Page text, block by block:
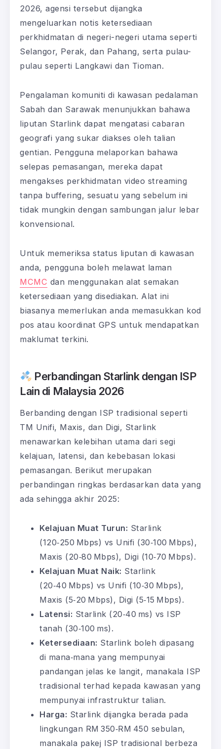
2026, agensi tersebut dijangka
mengeluarkan notis ketersediaan
perkhidmatan di negeri-negeri utama seperti
Selangor, Perak, dan Pahang, serta pulau-
pulau seperti Langkawi dan Tioman.
Pengalaman komuniti di kawasan pedalaman
Sabah dan Sarawak menunjukkan bahawa
liputan Starlink dapat mengatasi cabaran
geografi yang sukar diakses oleh talian
gentian. Pengguna melaporkan bahawa
selepas pemasangan, mereka dapat
mengakses perkhidmatan video streaming
tanpa buffering, sesuatu yang sebelum ini
tidak mungkin dengan sambungan jalur lebar
konvensional.
Untuk memeriksa status liputan di kawasan
anda, pengguna boleh melawat laman
MCMC dan menggunakan alat semakan
ketersediaan yang disediakan. Alat ini
biasanya memerlukan anda memasukkan kod
pos atau koordinat GPS untuk mendapatkan
maklumat terkini.
Perbandingan Starlink dengan ISP
Lain di Malaysia 2026
Berbanding dengan ISP tradisional seperti
TM Unifi, Maxis, dan Digi, Starlink
menawarkan kelebihan utama dari segi
kelajuan, latensi, dan kebebasan lokasi
pemasangan. Berikut merupakan
perbandingan ringkas berdasarkan data yang
ada sehingga akhir 2025:
Kelajuan Muat Turun: Starlink
(120‑250 Mbps) vs Unifi (30‑100 Mbps),
Maxis (20‑80 Mbps), Digi (10‑70 Mbps).
Kelajuan Muat Naik: Starlink
(20‑40 Mbps) vs Unifi (10‑30 Mbps),
Maxis (5‑20 Mbps), Digi (5‑15 Mbps).
Latensi: Starlink (20‑40 ms) vs ISP
tanah (30‑100 ms).
Ketersediaan: Starlink boleh dipasang
di mana‑mana yang mempunyai
pandangan jelas ke langit, manakala ISP
tradisional terhad kepada kawasan yang
mempunyai infrastruktur talian.
Harga: Starlink dijangka berada pada
lingkungan RM 350‑RM 450 sebulan,
manakala pakej ISP tradisional berbeza